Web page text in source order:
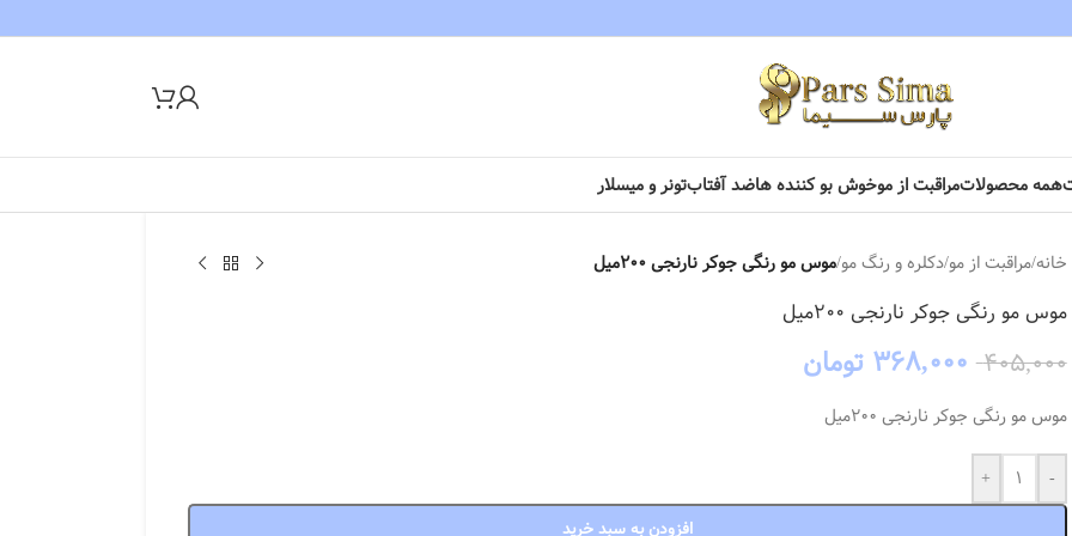
همه محصولاتمراقبت از موخوش بو کننده هاضد آفتابتونر و میسلار
خانه/مراقبت از مو/دکلره و رنگ مو/موس مو رنگی جوکر نارنجی 200میل
موس مو رنگی جوکر نارنجی 200میل
۴۰۵,۰۰۰ ۳۶۸,۰۰۰ تومان
موس مو رنگی جوکر نارنجی 200میل
-
+
افزودن به سبد خرید